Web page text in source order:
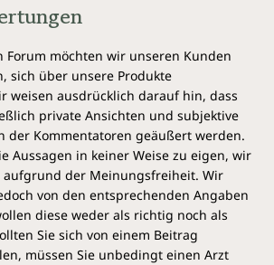
Forum möchten wir unseren Kunden
sich über unsere Produkte
weisen ausdrücklich darauf hin, dass
private Ansichten und subjektive
der Kommentatoren geäußert werden.
Aussagen in keiner Weise zu eigen, wir
der Meinungsfreiheit. Wir
von den entsprechenden Angaben
diese weder als richtig noch als
Sie sich von einem Beitrag
müssen Sie unbedingt einen Arzt